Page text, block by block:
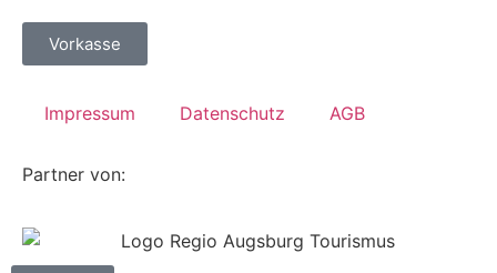
Vorkasse
Impressum Datenschutz AGB
Partner von: